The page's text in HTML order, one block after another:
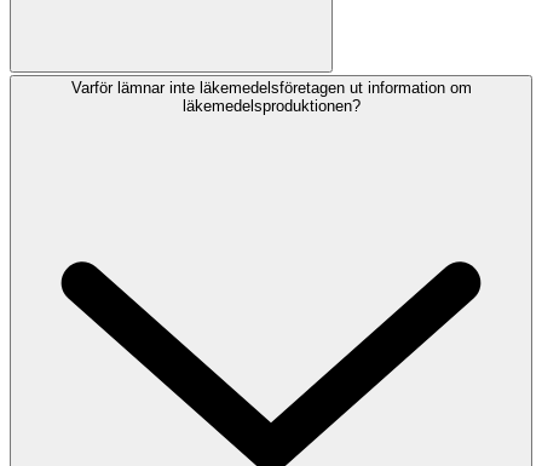
Varför lämnar inte läkemedelsföretagen ut information om
läkemedelsproduktionen?